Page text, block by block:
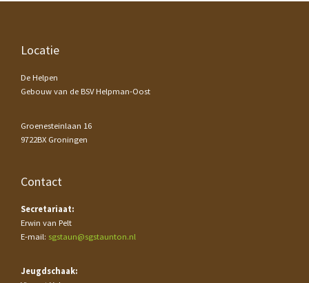
Footer
Locatie
De Helpen
Gebouw van de BSV Helpman-Oost
Groenesteinlaan 16
9722BX Groningen
Contact
Secretariaat:
Erwin van Pelt
E-mail: sgstaun@sgstaunton.nl
Jeugdschaak: